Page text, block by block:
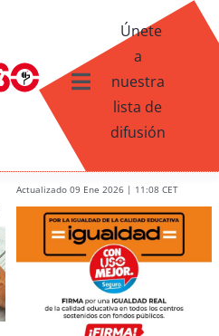
Toggle
Navigation
Únete
a
nuestra
lista de
difusión
Actualizado 09 Ene 2026 | 11:08 CET